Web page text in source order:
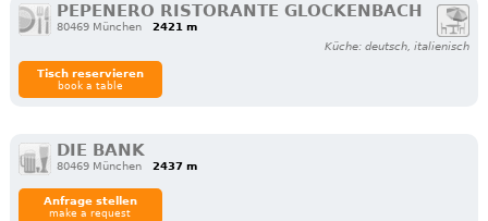
PEPENERO RISTORANTE GLOCKENBACH
80469 München
2421 m
Küche: deutsch, italienisch
Tisch reservieren
book a table
DIE BANK
80469 München 2437 m
Anfrage stellen
make a request